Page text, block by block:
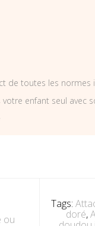
de toutes les
enfant seul avec
ou
Tags:
doré,